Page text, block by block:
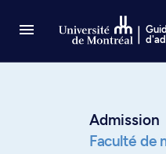
Admission
Faculté de